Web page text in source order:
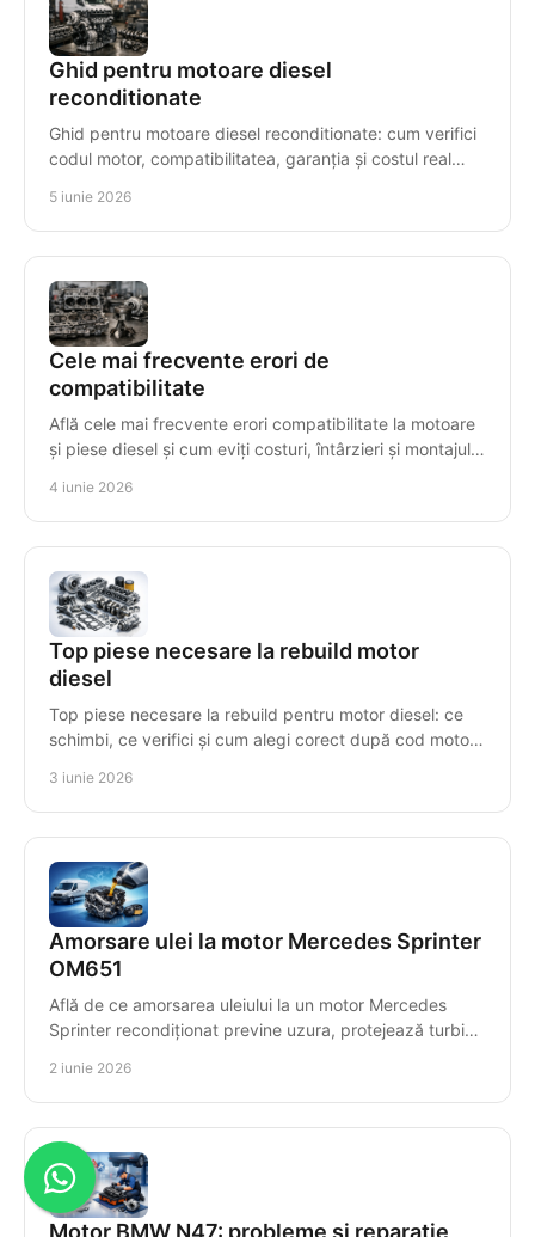
Ghid pentru motoare diesel
reconditionate
Ghid pentru motoare diesel reconditionate: cum verifici
codul motor, compatibilitatea, garanția și costul real
5 iunie 2026
Cele mai frecvente erori de
compatibilitate
Află cele mai frecvente erori compatibilitate la motoare
și piese diesel și cum eviți costuri, întârzieri și montajul
4 iunie 2026
Top piese necesare la rebuild motor
diesel
Top piese necesare la rebuild pentru motor diesel: ce
schimbi, ce verifici și cum alegi corect după cod motor
3 iunie 2026
Amorsare ulei la motor Mercedes Sprinter
OM651
Află de ce amorsarea uleiului la un motor Mercedes
Sprinter recondiționat previne uzura, protejează turbina
2 iunie 2026
Motor BMW N47: probleme și reparație